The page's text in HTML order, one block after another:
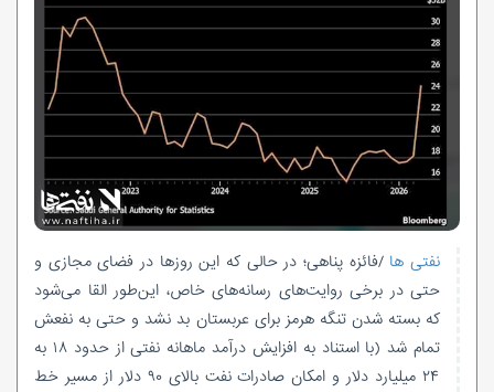
نفتی ها/فائزه پناهی؛ در حالی که این روزها در فضای مجازی و
حتی در برخی روایت‌های رسانه‌های خاص، این‌طور القا می‌شود
که بسته شدن تنگه هرمز برای عربستان بد نشد و حتی به نفعش
تمام شد (با استناد به افزایش درآمد ماهانه نفتی از حدود ۱۸ به
۲۴ میلیارد دلار و امکان صادرات نفت بالای ۹۰ دلار از مسیر خط